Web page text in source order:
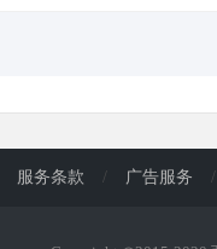
服务条款 / 广告服务 /